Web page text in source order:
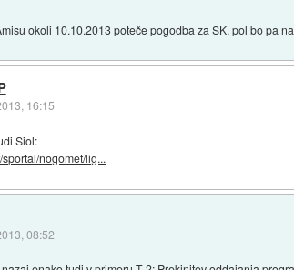
okoli 10.10.2013 poteče pogodba za SK, pol bo pa
16:15
Siol:
nogomet/lig...
08:52